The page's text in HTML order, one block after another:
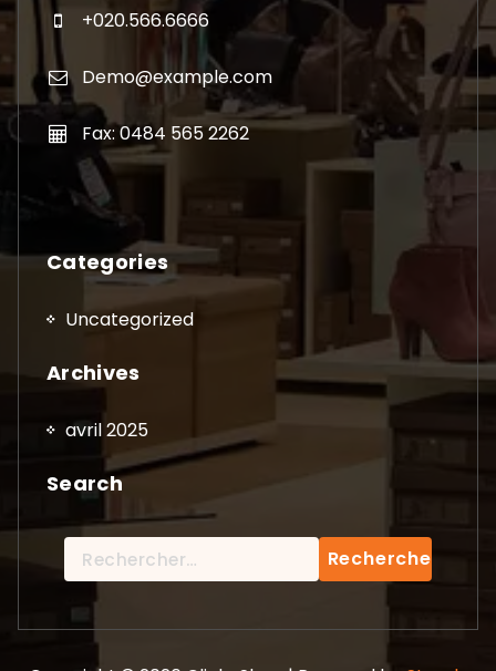
+020.566.6666
Demo@example.com
Fax: 0484 565 2262
Categories
Uncategorized
Archives
avril 2025
Search
Rechercher :